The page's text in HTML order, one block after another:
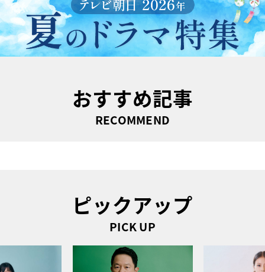
おすすめ記事
RECOMMEND
ピックアップ
PICK UP